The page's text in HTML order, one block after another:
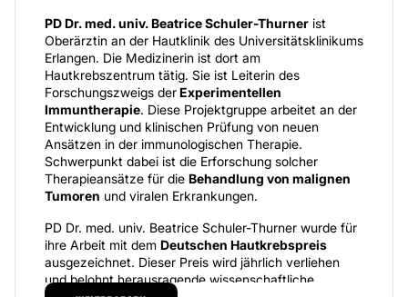
PD Dr. med. univ. Beatrice Schuler-Thurner ist
Oberärztin an der Hautklinik des Universitätsklinikums
Erlangen. Die Medizinerin ist dort am
Hautkrebszentrum tätig. Sie ist Leiterin des
Forschungszweigs derExperimentellen
Immuntherapie. Diese Projektgruppe arbeitet an der
Entwicklung und klinischen Prüfung von neuen
Ansätzen in der immunologischen Therapie.
Schwerpunkt dabei ist die Erforschung solcher
Therapieansätze für die Behandlung von malignen
Tumoren und viralen Erkrankungen.
PD Dr. med. univ. Beatrice Schuler-Thurner wurde für
ihre Arbeit mit dem Deutschen Hautkrebspreis
ausgezeichnet. Dieser Preis wird jährlich verliehen
und belohnt herausragende wissenschaftliche